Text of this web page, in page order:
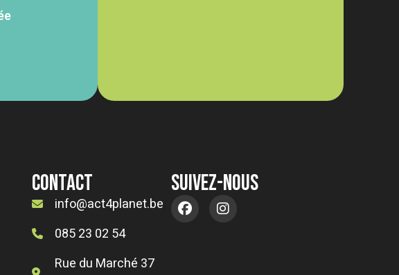
Contact
info@act4planet.be
085 23 02 54
Rue du Marché 37
suivez-nous